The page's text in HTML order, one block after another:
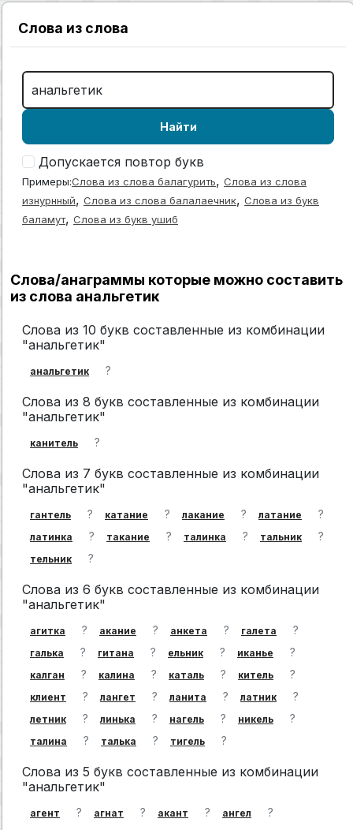
Слова из слова
Найти
Допускается повтор букв
Примеры:Слова из слова балагурить, Слова из слова
изнурнный, Слова из слова балалаечник, Слова из букв
баламут, Слова из букв ушиб
Слова/анаграммы которые можно составить
из слова анальгетик
Слова из 10 букв составленные из комбинации
"анальгетик"
анальгетик ?
Слова из 8 букв составленные из комбинации
"анальгетик"
канитель ?
Слова из 7 букв составленные из комбинации
"анальгетик"
гантель ? катание ? лакание ? латание ?
латинка ? такание ? талинка ? тальник ?
тельник ?
Слова из 6 букв составленные из комбинации
"анальгетик"
агитка ? акание ? анкета ? галета ?
галька ? гитана ? ельник ? иканье ?
калган ? калина ? каталь ? китель ?
клиент ? лангет ? ланита ? латник ?
летник ? линька ? нагель ? никель ?
талина ? талька ? тигель ?
Слова из 5 букв составленные из комбинации
"анальгетик"
агент ? агнат ? акант ? ангел ?